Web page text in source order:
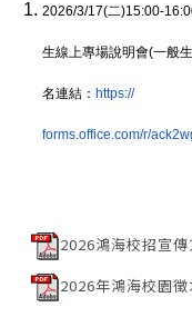
2026/3/17(二)15:00-
生線上專場說明會(一般
名連結： https://
forms.office.com/r/
2026鴻海校招宣
2026年鴻海校園